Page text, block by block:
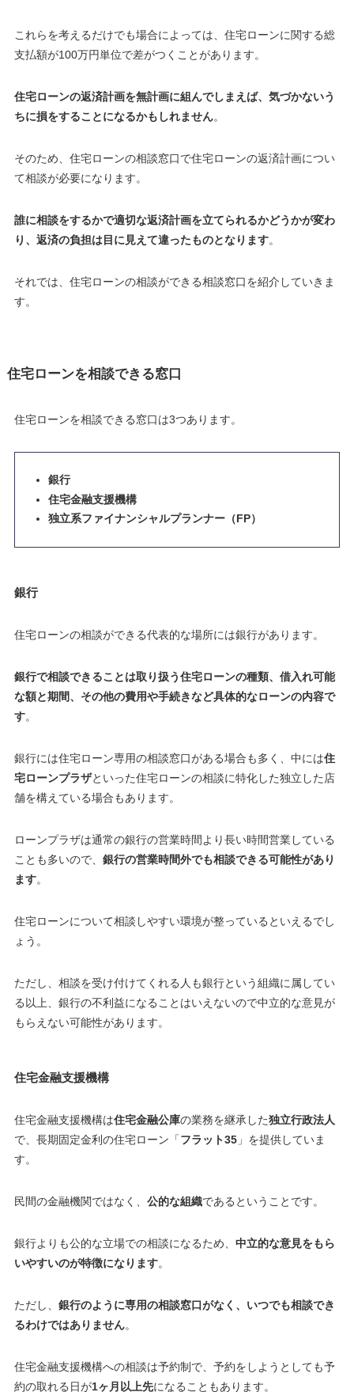
これらを考えるだけでも場合によっては、住宅ローンに関する総
支払額が100万円単位で差がつくことがあります。
住宅ローンの返済計画を無計画に組んでしまえば、気づかないう
ちに損をすることになるかもしれません。
そのため、住宅ローンの相談窓口で住宅ローンの返済計画につい
て相談が必要になります。
誰に相談をするかで適切な返済計画を立てられるかどうかが変わ
り、返済の負担は目に見えて違ったものとなります。
それでは、住宅ローンの相談ができる相談窓口を紹介していきま
す。
住宅ローンを相談できる窓口
住宅ローンを相談できる窓口は3つあります。
銀行
住宅金融支援機構
独立系ファイナンシャルプランナー（FP）
銀行
住宅ローンの相談ができる代表的な場所には銀行があります。
銀行で相談できることは取り扱う住宅ローンの種類、借入れ可能
な額と期間、その他の費用や手続きなど具体的なローンの内容で
す。
銀行には住宅ローン専用の相談窓口がある場合も多く、中には住
宅ローンプラザといった住宅ローンの相談に特化した独立した店
舗を構えている場合もあります。
ローンプラザは通常の銀行の営業時間より長い時間営業している
ことも多いので、 銀行の営業時間外でも相談できる可能性があり
ます。
住宅ローンについて相談しやすい環境が整っているといえるでし
ょう 。
ただし、相談を受け付けてくれる人も銀行という組織に属してい
る以上、 銀行の不利益になることはいえないので中立的な意見が
もらえない可能性があります。
住宅金融支援機構
住宅金融支援機構は住宅金融公庫の業務を継承した独立行政法人
で、長期固定金利の住宅ローン「フラット35」を提供していま
す。
民間の金融機関ではなく、 公的な組織であるということです。
銀行よりも公的な立場での相談になるため、 中立的な意見をもら
いやすいのが特徴になります。
ただし、 銀行のように専用の相談窓口がなく、いつでも相談でき
るわけではありません。
住宅金融支援機構への相談は予約制で、予約をしようとしても予
約の取れる日が1ヶ月以上先になることもあります。